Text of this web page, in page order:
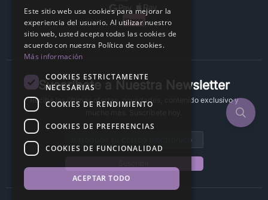
Suscríbete a Nuestra Newsletter
Recibe las últimas ofertas, novedades, contenido exclusivo y
Este sitio web usa cookies para mejorar la
experiencia del usuario. Al utilizar nuestro
sitio web, usted acepta todas las cookies de
acuerdo con nuestra Política de cookies.
Más información
COOKIES ESTRICTAMENTE
NECESARIAS
COOKIES DE RENDIMIENTO
COOKIES DE PREFERENCIAS
COOKIES DE FUNCIONALIDAD
ACEPTAR TODO